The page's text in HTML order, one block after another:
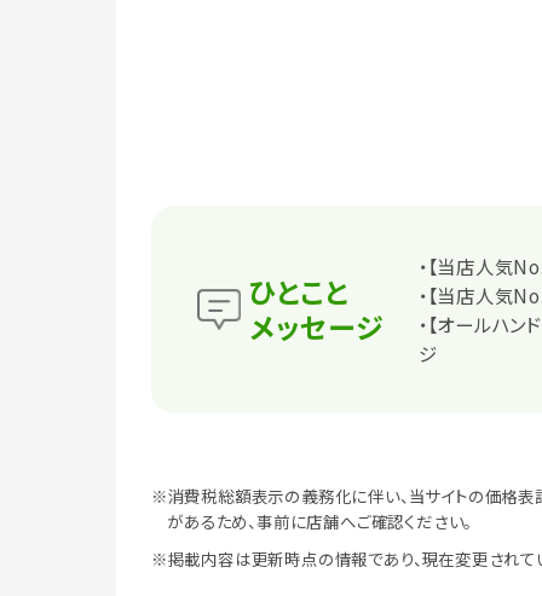
ひとこと
メッセージ
・【当店人気
・【当店人気
・【オールハ
ジ
※消費税総額表示の義務化に伴い、当サイトの価格
があるため、事前に店舗へご確認ください。
※掲載内容は更新時点の情報であり、現在変更されて